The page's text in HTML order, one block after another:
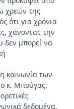
χρεών της
ότι για χρόνια
χάνοντας την
δεν μπορεί να
κοινωνία των
κ. Μπούγας:
δεδομένα.